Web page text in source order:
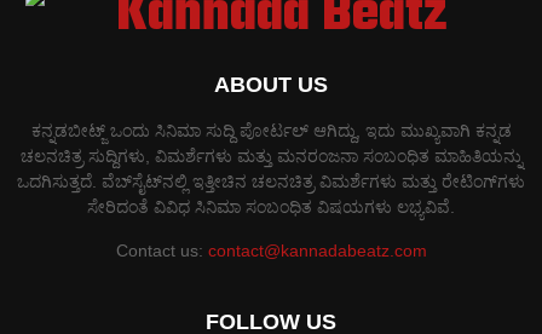
ABOUT US
ಕನ್ನಡಬೀಟ್ಜ್ ಒಂದು ಸಿನಿಮಾ ಸುದ್ದಿ ಪೋರ್ಟಲ್ ಆಗಿದ್ದು, ಇದು ಮುಖ್ಯವಾಗಿ ಕನ್ನಡ
ಚಲನಚಿತ್ರ ಸುದ್ದಿಗಳು, ವಿಮರ್ಶೆಗಳು ಮತ್ತು ಮನರಂಜನಾ ಸಂಬಂಧಿತ ಮಾಹಿತಿಯನ್ನು
ಒದಗಿಸುತ್ತದೆ. ವೆಬ್‌ಸೈಟ್‌ನಲ್ಲಿ ಇತ್ತೀಚಿನ ಚಲನಚಿತ್ರ ವಿಮರ್ಶೆಗಳು ಮತ್ತು ರೇಟಿಂಗ್‌ಗಳು
ಸೇರಿದಂತೆ ವಿವಿಧ ಸಿನಿಮಾ ಸಂಬಂಧಿತ ವಿಷಯಗಳು ಲಭ್ಯವಿವೆ.
Contact us: contact@kannadabeatz.com
FOLLOW US